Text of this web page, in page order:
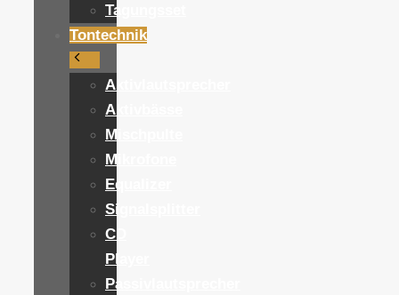
Tagungsset
Tontechnik
Aktivlautsprecher
Aktivbässe
Mischpulte
Mikrofone
Equalizer
Signalsplitter
CD
Player
Passivlautsprecher